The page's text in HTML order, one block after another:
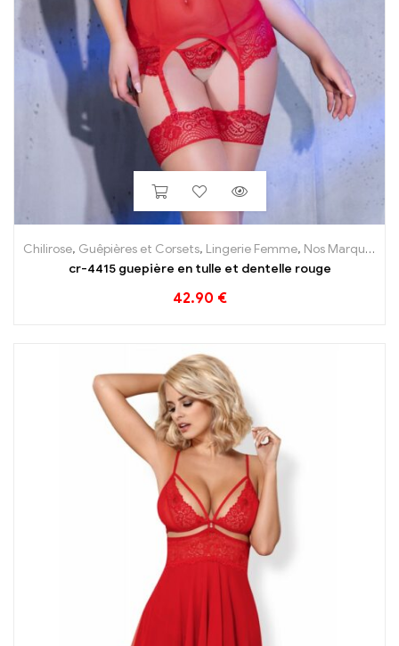
Chilirose, Guêpières et Corsets, Lingerie Femme, Nos Marques
cr-4415 guepière en tulle et dentelle rouge
42.90 €